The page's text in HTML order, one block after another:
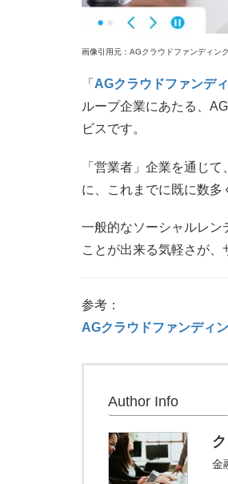
画像引用元：AGクラウドファンディン
「 AGクラウドファンデ
ループ企業にあたる、
ビスです。
「営業者」企業を通じ
に、これまでに既に数多
一般的なソーシャルレン
ことが出来る気軽さが、
参考：
AGクラウドファンディ
Author Info
金